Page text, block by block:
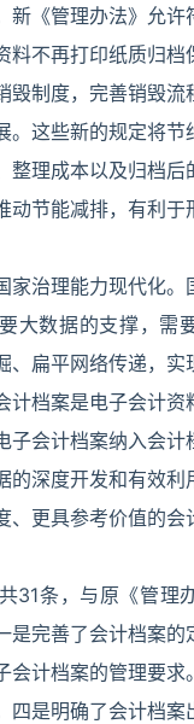
新《管理办法》允许
料不再打印纸质归档
毁制度，完善销毁流
。这些新的规定将节
整理成本以及归档后
动节能减排，有利于
家治理能力现代化。
大数据的支撑，需
、扁平网络传递，实
计档案是电子会计资
子会计档案纳入会计
的深度开发和有效利
、更具参考价值的会
31条，与原《管理
是完善了会计档案的
会计档案的管理要求
四是明确了会计档案